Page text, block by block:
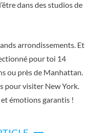
dans des studios de
arrondissements. Et
pour toi 14
ou près de Manhattan.
pour visiter New York.
émotions garantis !